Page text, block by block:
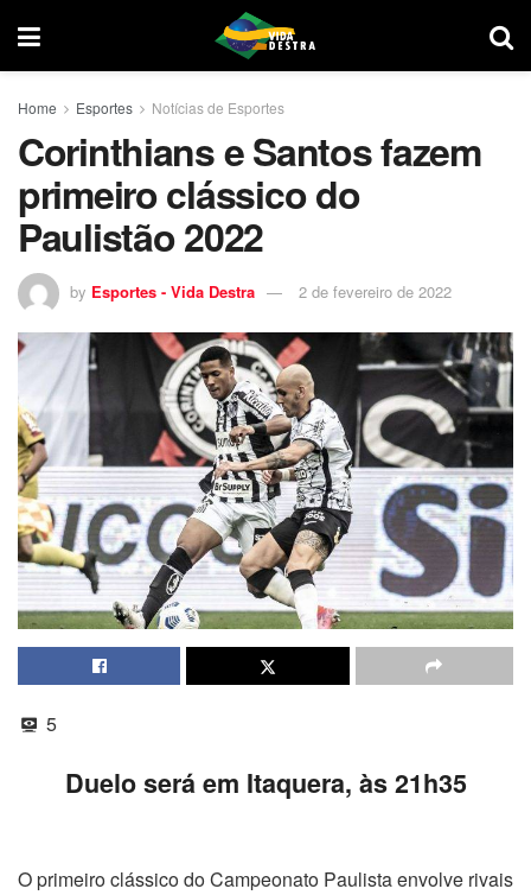
Home Esportes Notícias de Esportes
Corinthians e Santos fazem
primeiro clássico do
Paulistão 2022
by Esportes - Vida Destra 2 de fevereiro de 2022
5
Duelo será em Itaquera, às 21h35
O primeiro clássico do Campeonato Paulista envolve rivais